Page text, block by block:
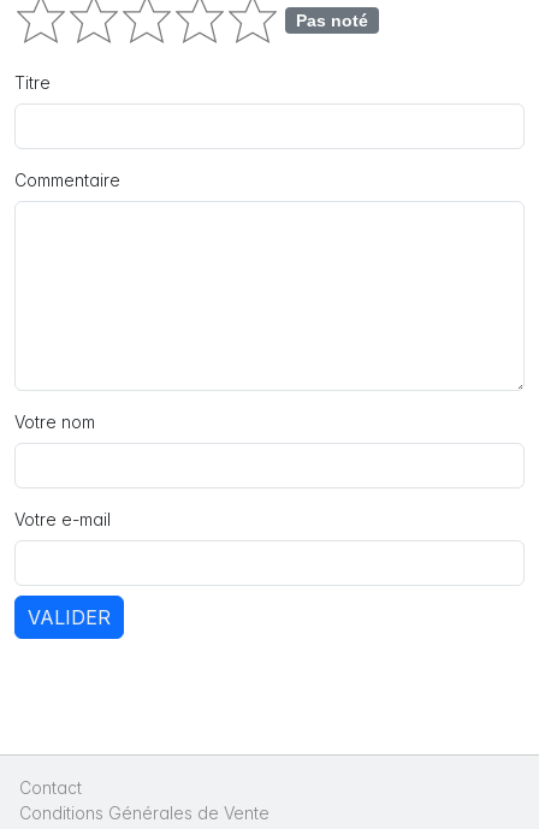
Pas noté
Titre
Commentaire
Votre nom
Votre e-mail
VALIDER
Contact
Conditions Générales de Vente